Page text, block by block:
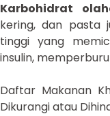
Karbohidrat
kering, dan pasta
tinggi yang
insulin,
Daftar Makanan
Dikurangi atau